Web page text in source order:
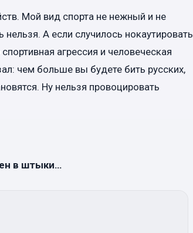
Мой вид спорта не нежный и не
А если случилось нокаутировать
агрессия и человеческая
чем больше вы будете бить русских,
Ну нельзя провоцировать
в штыки…